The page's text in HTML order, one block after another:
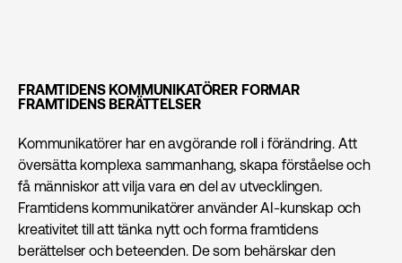
FRAMTIDENS KOMMUNIKATÖRER FORMAR
FRAMTIDENS BERÄTTELSER
Kommunikatörer har en avgörande roll i förändring. Att
översätta komplexa sammanhang, skapa förståelse och
få människor att vilja vara en del av utvecklingen.
Framtidens kommunikatörer använder AI-kunskap och
kreativitet till att tänka nytt och forma framtidens
berättelser och beteenden. De som behärskar den